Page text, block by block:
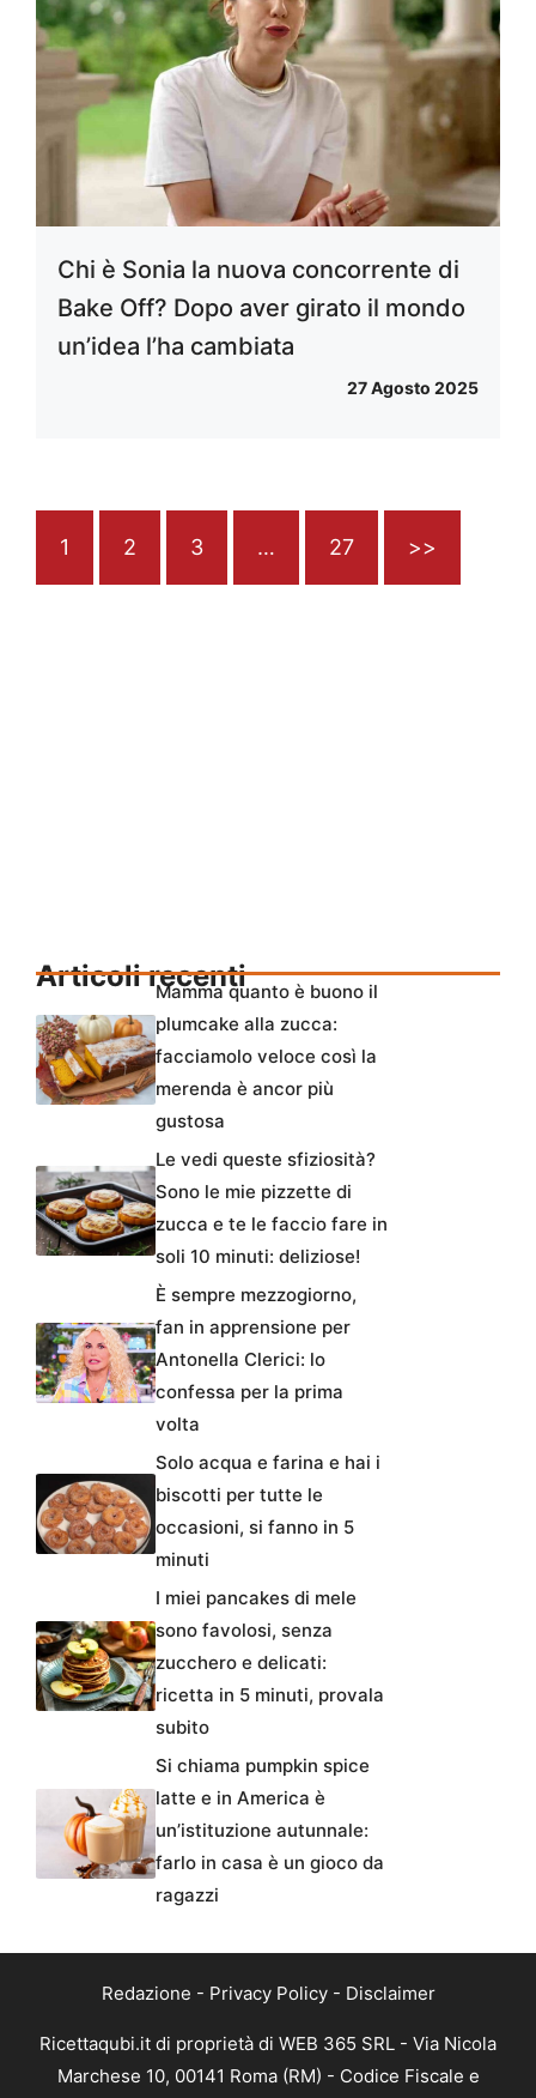
Chi è Sonia la nuova concorrente di
Bake Off? Dopo aver girato il mondo
un’idea l’ha cambiata
27 Agosto 2025
1 2 3 … 27 >>
Articoli recentiMamma quanto è buono il
plumcake alla zucca:
facciamolo veloce così la
merenda è ancor più
gustosa
Le vedi queste sfiziosità?
Sono le mie pizzette di
zucca e te le faccio fare in
soli 10 minuti: deliziose!
È sempre mezzogiorno,
fan in apprensione per
Antonella Clerici: lo
confessa per la prima
volta
Solo acqua e farina e hai i
biscotti per tutte le
occasioni, si fanno in 5
minuti
I miei pancakes di mele
sono favolosi, senza
zucchero e delicati:
ricetta in 5 minuti, provala
subito
Si chiama pumpkin spice
latte e in America è
un’istituzione autunnale:
farlo in casa è un gioco da
ragazzi
Redazione - Privacy Policy- Disclaimer
Ricettaqubi.it di proprietà di WEB 365 SRL - Via Nicola
Marchese 10, 00141 Roma (RM) - Codice Fiscale e